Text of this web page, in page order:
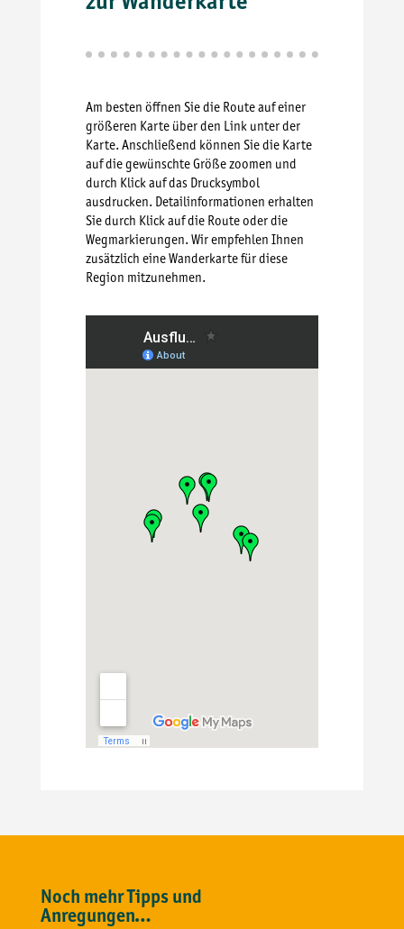
Am besten öffnen Sie die Route auf einer
größeren Karte über den Link unter der
Karte. Anschließend können Sie die Karte
auf die gewünschte Größe zoomen und
durch Klick auf das Drucksymbol
ausdrucken. Detailinformationen erhalten
Sie durch Klick auf die Route oder die
Wegmarkierungen. Wir empfehlen Ihnen
zusätzlich eine Wanderkarte für diese
Region mitzunehmen.
Noch mehr Tipps und
Anregungen…